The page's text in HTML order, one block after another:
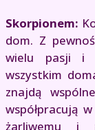
Skorpionem:
dom. Z
wielu pasji i
wszystkim
znajdą
współpracują
żarliwemu i